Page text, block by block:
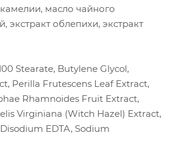
масло чайного
экстракт облепихи, экстракт
Stearate, Butylene Glycol,
Perilla Frutescens Leaf Extract,
Rhamnoides Fruit Extract,
Virginiana (Witch Hazel) Extract,
EDTA, Sodium